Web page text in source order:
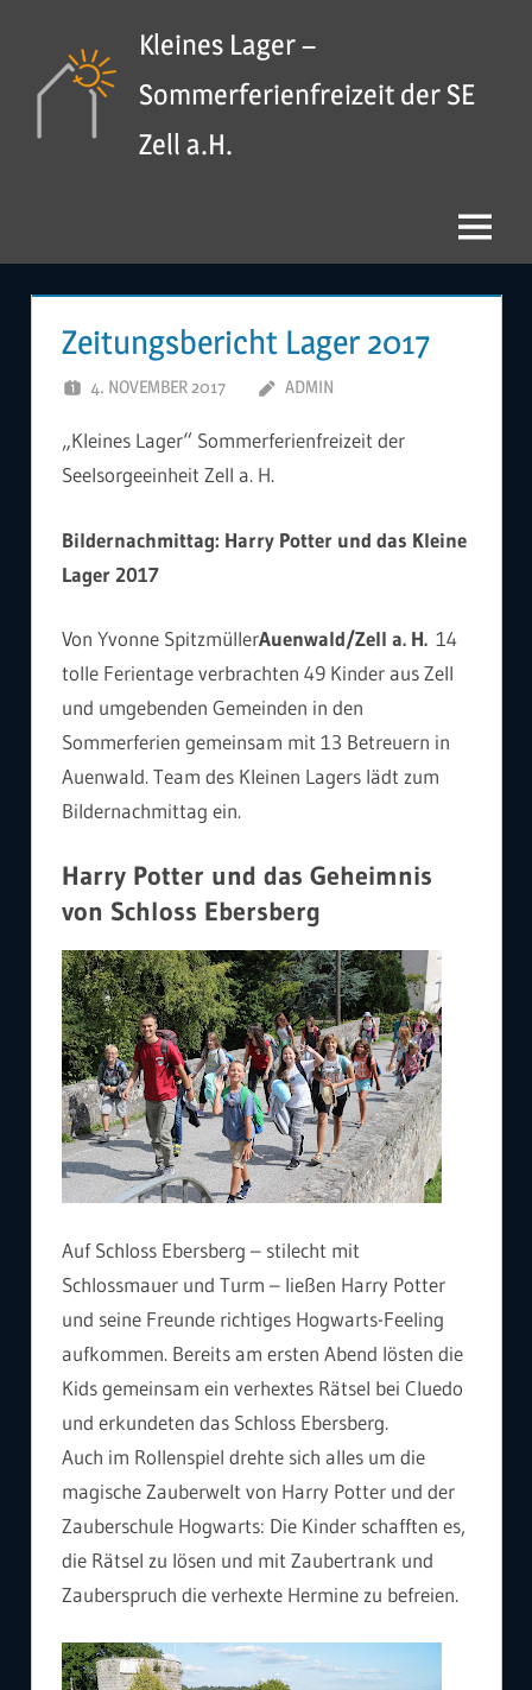
springen
Kleines Lager –
Sommerferienfreizeit der SE
Zell a.H.
Menü
Zeitungsbericht Lager 2017
4. NOVEMBER 2017 ADMIN
„Kleines Lager“ Sommerferienfreizeit der
Seelsorgeeinheit Zell a. H.
Bildernachmittag: Harry Potter und das Kleine
Lager 2017
Von Yvonne SpitzmüllerAuenwald/Zell a. H. 14
tolle Ferientage verbrachten 49 Kinder aus Zell
und umgebenden Gemeinden in den
Sommerferien gemeinsam mit 13 Betreuern in
Auenwald. Team des Kleinen Lagers lädt zum
Bildernachmittag ein.
Harry Potter und das Geheimnis
von Schloss Ebersberg
Auf Schloss Ebersberg – stilecht mit
Schlossmauer und Turm – ließen Harry Potter
und seine Freunde richtiges Hogwarts-Feeling
aufkommen. Bereits am ersten Abend lösten die
Kids gemeinsam ein verhextes Rätsel bei Cluedo
und erkundeten das Schloss Ebersberg.
Auch im Rollenspiel drehte sich alles um die
magische Zauberwelt von Harry Potter und der
Zauberschule Hogwarts: Die Kinder schafften es,
die Rätsel zu lösen und mit Zaubertrank und
Zauberspruch die verhexte Hermine zu befreien.